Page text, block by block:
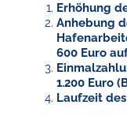
Erhöhung
Anhebung
600 Euro
1.200 Euro
Laufzeit